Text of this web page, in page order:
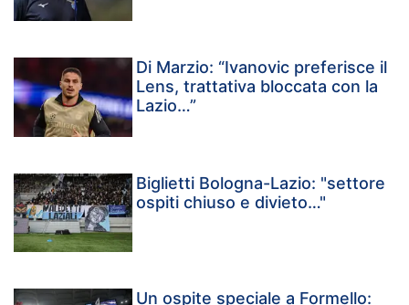
Di Marzio: “Ivanovic preferisce il
Lens, trattativa bloccata con la
Lazio…”
Biglietti Bologna-Lazio: "settore
ospiti chiuso e divieto…"
Un ospite speciale a Formello: